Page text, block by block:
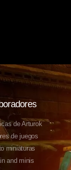
de Arturok
de juegos
miniaturas
and minis